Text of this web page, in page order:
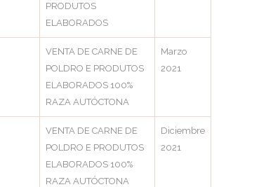
PRODUTOS
ELABORADOS
VENTA DE CARNE DE
POLDRO E PRODUTOS
ELABORADOS 100%
RAZA AUTÓCTONA
Marzo
2021
VENTA DE CARNE DE
POLDRO E PRODUTOS
ELABORADOS 100%
RAZA AUTÓCTONA
Diciembre
2021